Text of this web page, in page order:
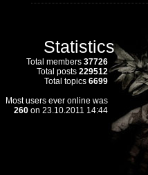
Statistics
Total members 37726
Total posts 229512
Total topics 6699
Most users ever online was
260 on 23.10.2011 14:44